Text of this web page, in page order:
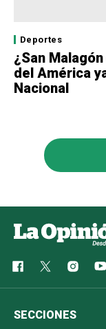
Deportes
¿San
del América
Nacional
SECCIONES